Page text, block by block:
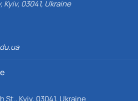
Kyiv, 03041, Ukraine
St., Kyiv, 03041, Ukraine